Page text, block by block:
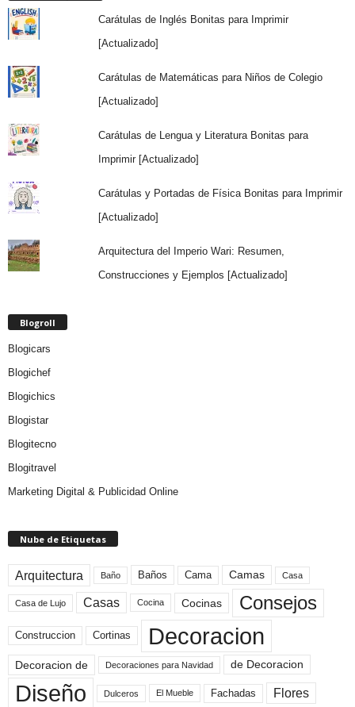
Carátulas de Inglés Bonitas para Imprimir
[Actualizado]
Carátulas de Matemáticas para Niños de Colegio
[Actualizado]
Carátulas de Lengua y Literatura Bonitas para
Imprimir [Actualizado]
Carátulas y Portadas de Física Bonitas para Imprimir
[Actualizado]
Arquitectura del Imperio Wari: Resumen,
Construcciones y Ejemplos [Actualizado]
Blogroll
Blogicars
Blogichef
Blogichics
Blogistar
Blogitecno
Blogitravel
Marketing Digital & Publicidad Online
Nube de Etiquetas
Arquitectura Baño Baños Cama Camas Casa
Casa de Lujo Casas Cocina Cocinas Consejos
Construccion Cortinas Decoracion
Decoracion de Decoraciones para Navidad de Decoracion
Diseño Dulceros El Mueble Fachadas Flores